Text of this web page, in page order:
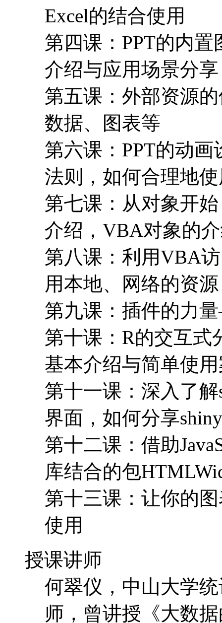
Excel的结合使用
第四课：PPT的内
介绍与应用场景分享
第五课：外部资源
数据、图表等
第六课：PPT的动
法则，如何合理地
第七课：从对象开
介绍，VBA对象的
第八课：利用VBA
用本地、网络的资源
第九课：插件的力
第十课：R的交互
基本介绍与简单使
第十一课：深入了
界面，如何分享
第十二课：借助
库结合的包
第十三课：让你的
使用
授课讲师
何翠仪，中山大学
师，曾讲授《大数